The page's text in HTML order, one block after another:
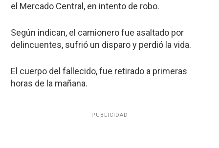
el Mercado Central, en intento de robo.
Según indican, el camionero fue asaltado por
delincuentes, sufrió un disparo y perdió la vida.
El cuerpo del fallecido, fue retirado a primeras
horas de la mañana.
PUBLICIDAD